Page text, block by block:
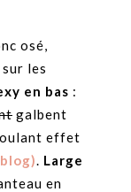
osé,
les
en bas :
galbent
effet
. Large
en